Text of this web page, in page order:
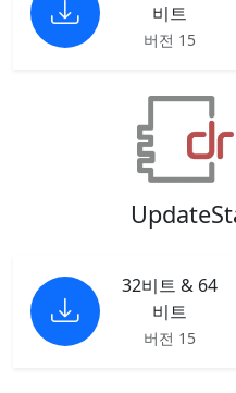
비트
버전 15
32비트 & 64
비트
버전 15